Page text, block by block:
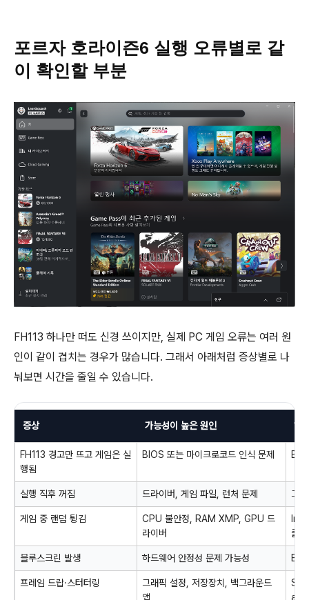
포르자 호라이즌6 실행 오류별로 같
이 확인할 부분
FH113 하나만 떠도 신경 쓰이지만, 실제 PC 게임 오류는 여러 원
인이 같이 겹치는 경우가 많습니다. 그래서 아래처럼 증상별로 나
눠보면 시간을 줄일 수 있습니다.
증상 가능성이 높은 원인 해
FH113 경고만 뜨고 게임은 실
행됨
BIOS 또는 마이크로코드 인식 문제
실행 직후 꺼짐 드라이버, 게임 파일, 런처 문제 그
게임 중 랜덤 튕김
CPU 불안정, RAM XMP, GPU 드
라이버
클
블루스크린 발생 하드웨어 안정성 문제 가능성
프레임 드랍·스터터링
그래픽 설정, 저장장치, 백그라운드
앱
ar